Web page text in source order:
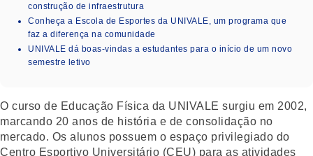
construção de infraestrutura
Conheça a Escola de Esportes da UNIVALE, um programa que
faz a diferença na comunidade
UNIVALE dá boas-vindas a estudantes para o início de um novo
semestre letivo
O curso de Educação Física da UNIVALE surgiu em 2002,
marcando 20 anos de história e de consolidação no
mercado. Os alunos possuem o espaço privilegiado do
Centro Esportivo Universitário (CEU) para as atividades